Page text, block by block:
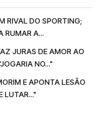
RIVAL DO SPORTING;
RUMAR A...
JURAS DE AMOR AO
NO..."
E APONTA LESÃO
LUTAR..."